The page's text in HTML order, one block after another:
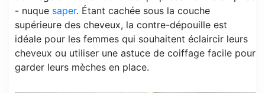
- nuque saper. Étant cachée sous la couche
supérieure des cheveux, la contre-dépouille est
idéale pour les femmes qui souhaitent éclaircir leurs
cheveux ou utiliser une astuce de coiffage facile pour
garder leurs mèches en place.